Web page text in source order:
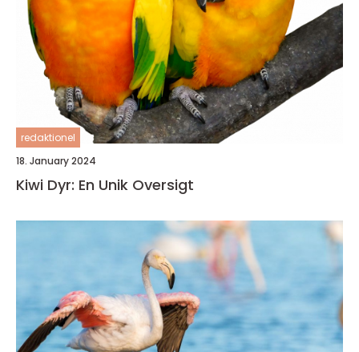
redaktionel
18. January 2024
Kiwi Dyr: En Unik Oversigt